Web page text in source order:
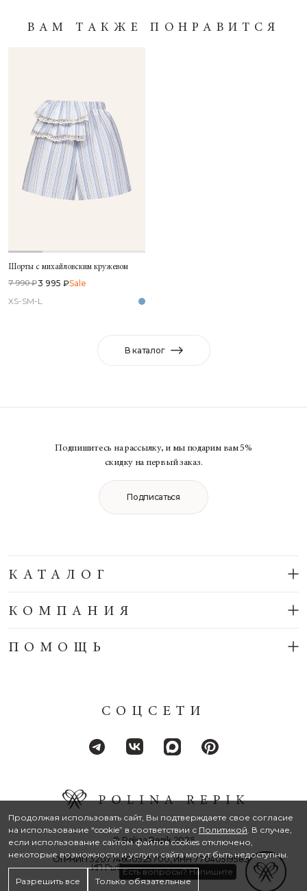
ВАМ ТАКЖЕ ПОНРАВИТСЯ
Шорты с михайловским кружевом
7 990 ₽3 995 ₽Sale
XS-SM-L
В каталог
Подпишитесь на рассылку, и мы подарим вам 5%
скидку на первый заказ.
Подписаться
СОЦСЕТИ
КАТАЛОГ
КОМПАНИЯ
ПОМОЩЬ
© Polina Repik 2026
ОГРНИП 320774600525700, ИНН 770405195834
ИП Рыбакова Татьяна Львовна
Продолжая использовать сайт, Вы подтверждаете свое согласие
на использование “cookie” в соответствии с Политикой. В случае,
если использование сайтом файлов cookies отключено,
некоторые возможности и услуги сайта могут быть недоступны.
Разрешить все Только обязательные